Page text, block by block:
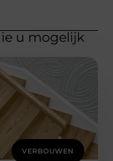
u mogelijk
VERBOUWEN